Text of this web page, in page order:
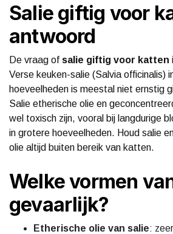
Salie giftig voor
antwoord
De vraag of salie giftig voor katten
Verse keuken-salie (Salvia officinalis)
hoeveelheden is meestal niet ernstig
Salie etherische olie en
wel toxisch zijn, vooral bij langdurige
in grotere hoeveelheden. Houd salie
olie altijd buiten bereik van katten.
Welke vormen
gevaarlijk?
Etherische olie van salie: